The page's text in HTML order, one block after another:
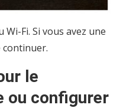
Fi. Si vous avez une
continuer.
le
ou configurer